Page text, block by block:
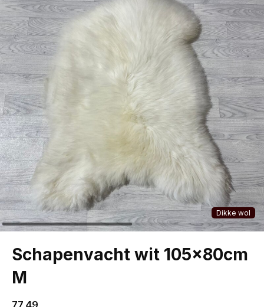
Dikke wol
Schapenvacht wit 105x80cm
M
77,49